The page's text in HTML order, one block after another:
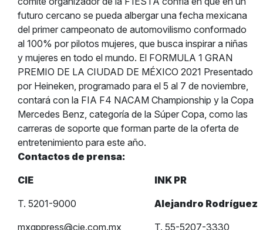
futuro cercano se pueda albergar una fecha mexicana
del primer campeonato de automovilismo conformado
al 100% por pilotos mujeres, que busca inspirar a niñas
y mujeres en todo el mundo. El FORMULA 1 GRAN
PREMIO DE LA CIUDAD DE MÉXICO 2021 Presentado
por Heineken, programado para el 5 al 7 de noviembre,
contará con la FIA F4 NACAM Championship y la Copa
Mercedes Benz, categoría de la Súper Copa, como las
carreras de soporte que forman parte de la oferta de
entretenimiento para este año.
Contactos de prensa:
CIE
T. 5201-9000
mxgppress@cie.com.mx
INK PR
Alejandro Rodríguez
T. 55-5207-3330